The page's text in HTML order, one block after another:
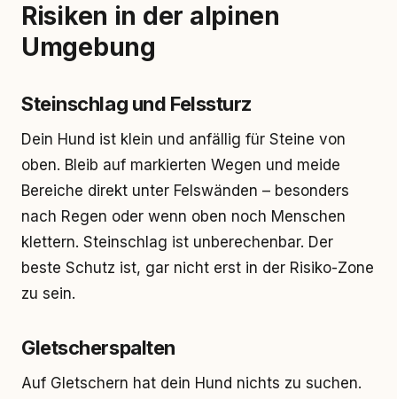
Risiken in der alpinen
Umgebung
Steinschlag und Felssturz
Dein Hund ist klein und anfällig für Steine von
oben. Bleib auf markierten Wegen und meide
Bereiche direkt unter Felswänden – besonders
nach Regen oder wenn oben noch Menschen
klettern. Steinschlag ist unberechenbar. Der
beste Schutz ist, gar nicht erst in der Risiko-Zone
zu sein.
Gletscherspalten
Auf Gletschern hat dein Hund nichts zu suchen.